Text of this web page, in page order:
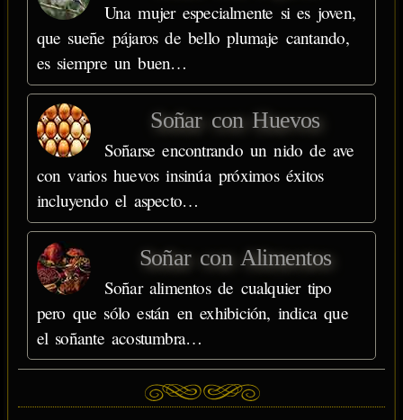
Una mujer especialmente si es joven,
que sueñe pájaros de bello plumaje cantando,
es siempre un buen…
Soñar con Huevos
Soñarse encontrando un nido de ave
con varios huevos insinúa próximos éxitos
incluyendo el aspecto…
Soñar con Alimentos
Soñar alimentos de cualquier tipo
pero que sólo están en exhibición, indica que
el soñante acostumbra…